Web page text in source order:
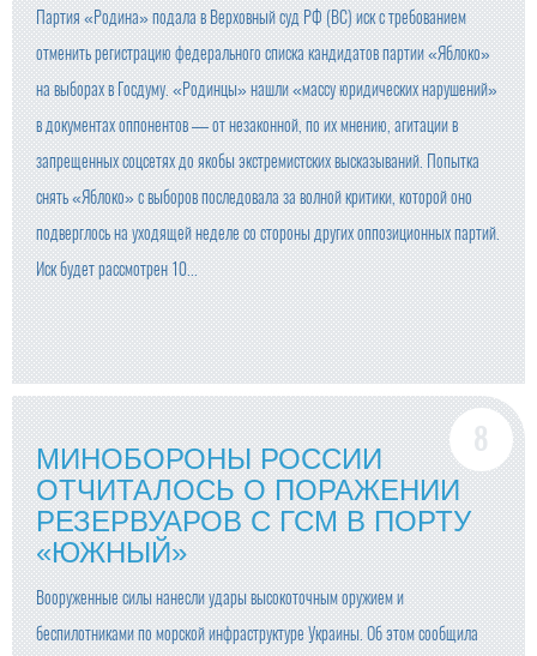
Партия «Родина» подала в Верховный суд РФ (ВС) иск с требованием
отменить регистрацию федерального списка кандидатов партии «Яблоко»
на выборах в Госдуму. «Родинцы» нашли «массу юридических нарушений»
в документах оппонентов — от незаконной, по их мнению, агитации в
запрещенных соцсетях до якобы экстремистских высказываний. Попытка
снять «Яблоко» с выборов последовала за волной критики, которой оно
подверглось на уходящей неделе со стороны других оппозиционных партий.
Иск будет рассмотрен 10...
МИНОБОРОНЫ РОССИИ
ОТЧИТАЛОСЬ О ПОРАЖЕНИИ
РЕЗЕРВУАРОВ С ГСМ В ПОРТУ
«ЮЖНЫЙ»
Вооруженные силы нанесли удары высокоточным оружием и
беспилотниками по морской инфраструктуре Украины. Об этом сообщила